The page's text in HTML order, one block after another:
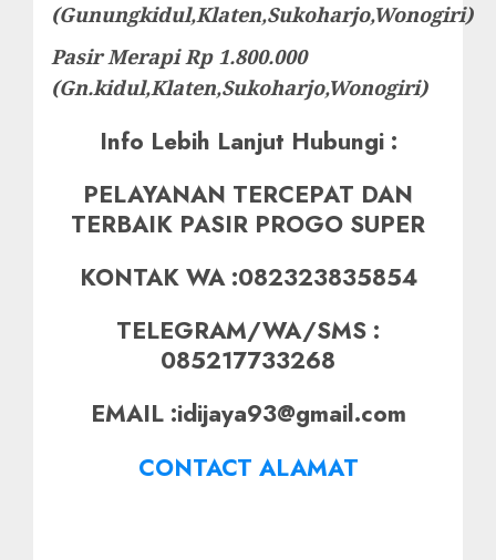
(Gunungkidul,Klaten,Sukoharjo,Wonogiri)
Pasir Merapi Rp 1.800.000
(Gn.kidul,Klaten,Sukoharjo,Wonogiri)
Info Lebih Lanjut Hubungi :
PELAYANAN TERCEPAT DAN
TERBAIK PASIR PROGO SUPER
KONTAK WA :082323835854
TELEGRAM/WA/SMS :
085217733268
EMAIL :idijaya93@gmail.com
CONTACT ALAMAT